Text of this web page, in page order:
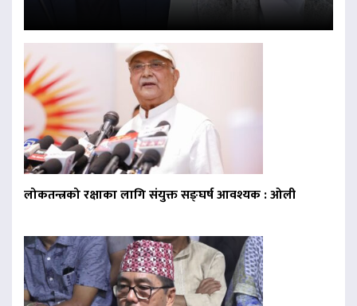
लोकतन्त्रको रक्षाका लागि संयुक्त सङ्घर्ष आवश्यक : ओली